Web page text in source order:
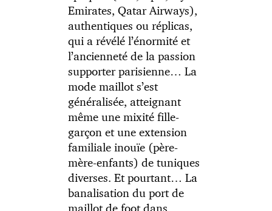
Emirates, Qatar Airways),
authentiques ou réplicas,
qui a révélé l’énormité et
l’ancienneté de la passion
supporter parisienne… La
mode maillot s’est
généralisée, atteignant
même une mixité fille-
garçon et une extension
familiale inouïe (père-
mère-enfants) de tuniques
diverses. Et pourtant… La
banalisation du port de
maillot de foot dans